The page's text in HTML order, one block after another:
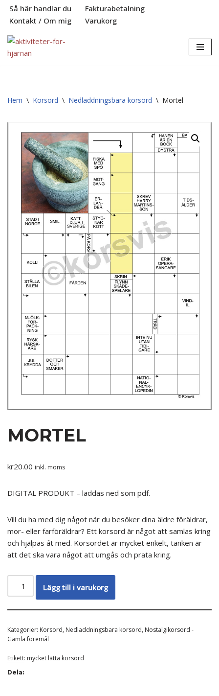
Hoppa
till
innehåll
Så här handlar du
Fakturabetalning
Kontakt / Om mig
Varukorg
Hem \ Korsord \ Nedladdningsbara korsord \ Mortel
MORTEL
kr20.00 inkl. moms
DIGITAL PRODUKT – laddas ned som pdf.
Vill du ha med dig något när du besöker dina äldre föräldrar,
mor- eller farföräldrar? Ett korsord är något att samlas kring
och hjälpas åt med. Korsordet är mycket enkelt, tanken är
att det ska vara något att umgås och prata kring.
Lägg till i varukorg
Kategorier: Korsord, Nedladdningsbara korsord, Nostalgikorsord -
Gamla föremål
Etikett: mycket lätta korsord
Dela: